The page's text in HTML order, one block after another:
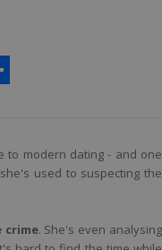
to modern dating - and one
used to suspecting the
crime. She's even analysing